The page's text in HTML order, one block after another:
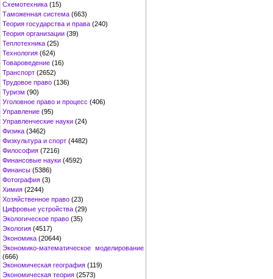
Схемотехника (15)
Таможенная система (663)
Теория государства и права (240)
Теория организации (39)
Теплотехника (25)
Технология (624)
Товароведение (16)
Транспорт (2652)
Трудовое право (136)
Туризм (90)
Уголовное право и процесс (406)
Управление (95)
Управленческие науки (24)
Физика (3462)
Физкультура и спорт (4482)
Философия (7216)
Финансовые науки (4592)
Финансы (5386)
Фотография (3)
Химия (2244)
Хозяйственное право (23)
Цифровые устройства (29)
Экологическое право (35)
Экология (4517)
Экономика (20644)
Экономико-математическое моделирование
(666)
Экономическая география (119)
Экономическая теория (2573)